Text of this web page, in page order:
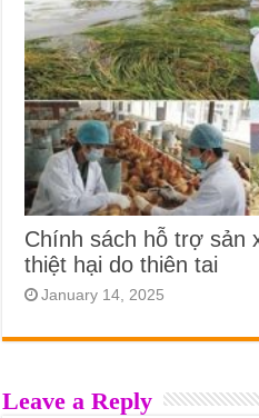
Chính sách hỗ trợ sản
thiệt hại do thiên tai
January 14, 2025
Leave a Reply